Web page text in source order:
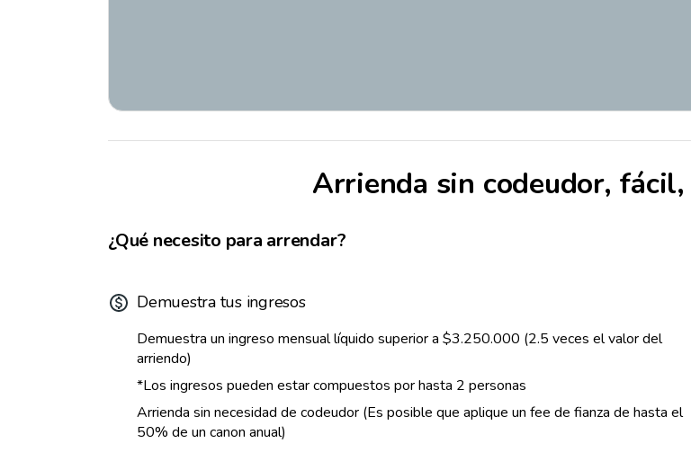
Arrienda sin codeudor,
¿Qué necesito para arrendar?
Demuestra tus ingresos
Demuestra un ingreso mensual líquido superior a $3.250.000 (2.5 veces el valor del
arriendo)
*Los ingresos pueden estar compuestos por hasta 2 personas
Arrienda sin necesidad de codeudor (Es posible que aplique un fee de fianza de hasta el
50% de un canon anual)